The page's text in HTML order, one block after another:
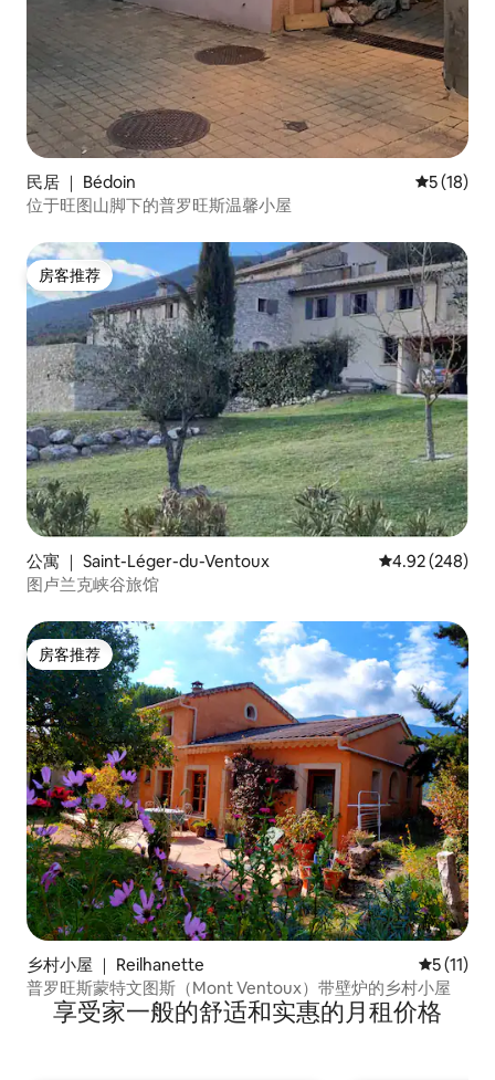
民居 ｜ Bédoin 平均评分
5 (18)
位于旺图山脚下的普罗旺斯温馨小屋
房客推荐
房客推荐
公寓 ｜ Saint-Léger-du-Ventoux 平均评分 4.92
4.92 (248)
图卢兰克峡谷旅馆
房客推荐
房客推荐
乡村小屋 ｜ Reilhanette 平均评分
5 (11)
普罗旺斯蒙特文图斯（Mont Ventoux）带壁炉的乡村小屋
享受家一般的舒适和实惠的月租价格